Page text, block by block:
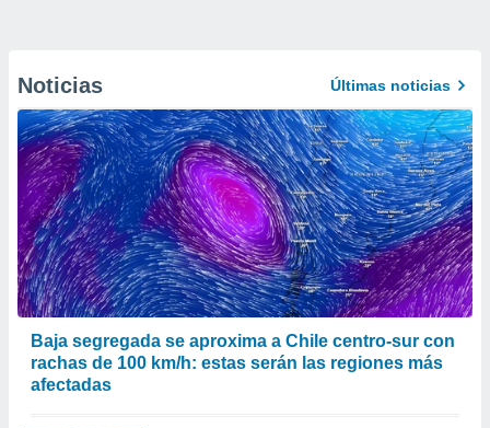
Noticias Últimas noticias
Baja segregada se aproxima a Chile centro-sur con
rachas de 100 km/h: estas serán las regiones más
afectadas